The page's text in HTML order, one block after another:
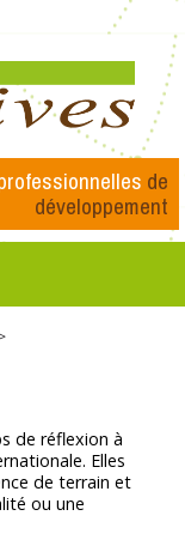
de
développement
de réflexion à
Elles
de terrain et
ou une